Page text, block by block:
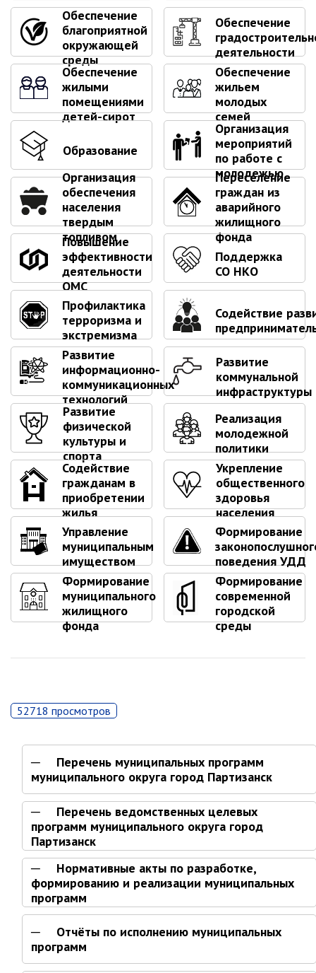
июль 2026 г.
июнь 2026 г.
май 2026 г.
апрель 2026 г.
март 2026 г.
февраль 2026 г.
декабрь 2025 г.
ноябрь 2025 г.
октябрь 2025 г.
сентябрь 2025 г.
август 2025 г.
июль 2025 г.
июнь 2025 г.
май 2025 г.
апрель 2025 г.
март 2025 г.
февраль 2025 г.
январь 2025 г.
Администрация
СТРУКТУРА
Глава МО г. Партизанск
Первый заместитель главы
Заместители главы администрации
Управления
Управление бухгалтерского учёта
Финансовое управление
О финансовом управлении
Управление по организационно-
Управление экономики и
собственности
Специалисты по вопросам
потребительского рынка
Отдел имущественных
отношений
Об отделе имущественных
отношений
Аукционные торги
Отдел территриального
Об отделе
Обеспечение
благоприятной
окружающей
среды
Обеспечение
деятельности
Обеспечение
жилыми
помещениями
детей-сирот
Обеспечение
жильем
молодых
семей
Образование
Организация
мероприятий
по работе с
молодежью
Организация
обеспечения
населения
твердым
топливом
Переселение
граждан из
аварийного
жилищного
фонда
Повышение
эффективности
деятельности
ОМС
Поддержка
СО НКО
Профилактика
терроризма и
экстремизма
Содействие
Развитие
информационно-
коммуникационных
технологий
Развитие
коммунальной
инфраструктуры
Развитие
физической
культуры и
спорта
Реализация
молодежной
политики
Содействие
гражданам в
приобретении
жилья
Укрепление
общественного
здоровья
населения
Управление
муниципальным
имуществом
Формирование
поведения УДД
Формирование
муниципального
жилищного
фонда
Формирование
современной
городской
среды
52718 просмотров
Перечень муниципальных программ
муниципального округа город Партизанск
Перечень ведомственных целевых
программ муниципального округа город
Партизанск
Нормативные акты по разработке,
формированию и реализации муниципальных
программ
Отчёты по исполнению муниципальных
программ